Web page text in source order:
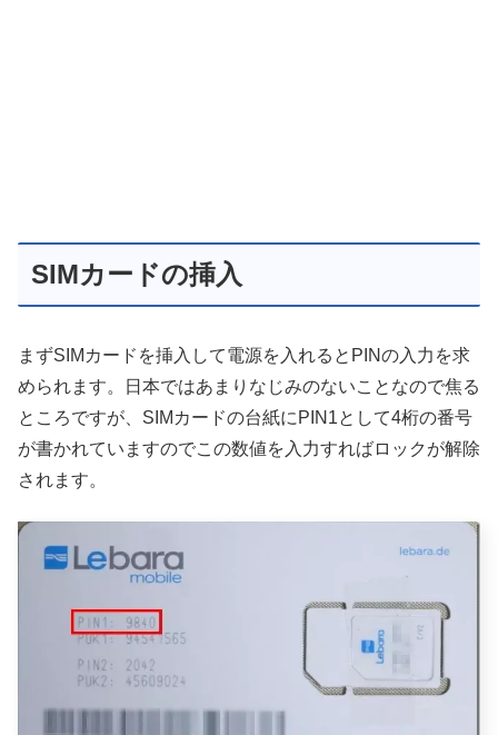
SIMカードの挿入
まずSIMカードを挿入して電源を入れるとPINの入力を求
められます。日本ではあまりなじみのないことなので焦る
ところですが、SIMカードの台紙にPIN1として4桁の番号
が書かれていますのでこの数値を入力すればロックが解除
されます。